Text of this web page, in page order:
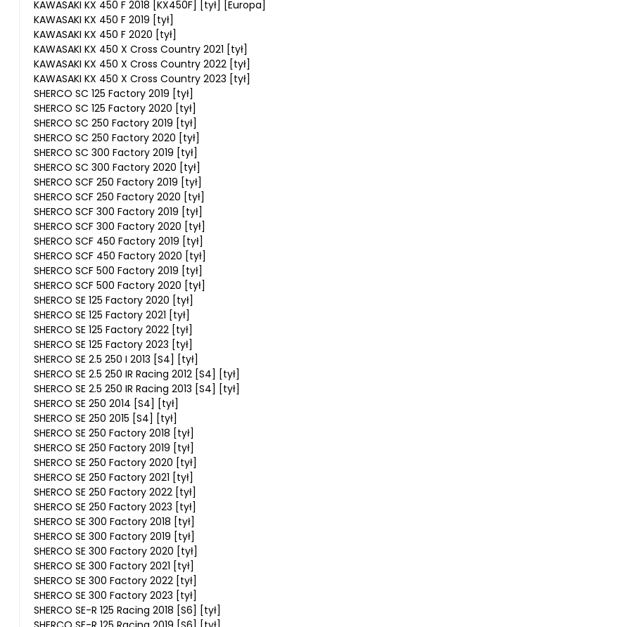
KAWASAKI KX 450 F 2018 [KX450F] [tył] [Europa]
KAWASAKI KX 450 F 2019 [tył]
KAWASAKI KX 450 F 2020 [tył]
KAWASAKI KX 450 X Cross Country 2021 [tył]
KAWASAKI KX 450 X Cross Country 2022 [tył]
KAWASAKI KX 450 X Cross Country 2023 [tył]
SHERCO SC 125 Factory 2019 [tył]
SHERCO SC 125 Factory 2020 [tył]
SHERCO SC 250 Factory 2019 [tył]
SHERCO SC 250 Factory 2020 [tył]
SHERCO SC 300 Factory 2019 [tył]
SHERCO SC 300 Factory 2020 [tył]
SHERCO SCF 250 Factory 2019 [tył]
SHERCO SCF 250 Factory 2020 [tył]
SHERCO SCF 300 Factory 2019 [tył]
SHERCO SCF 300 Factory 2020 [tył]
SHERCO SCF 450 Factory 2019 [tył]
SHERCO SCF 450 Factory 2020 [tył]
SHERCO SCF 500 Factory 2019 [tył]
SHERCO SCF 500 Factory 2020 [tył]
SHERCO SE 125 Factory 2020 [tył]
SHERCO SE 125 Factory 2021 [tył]
SHERCO SE 125 Factory 2022 [tył]
SHERCO SE 125 Factory 2023 [tył]
SHERCO SE 2.5 250 I 2013 [S4] [tył]
SHERCO SE 2.5 250 IR Racing 2012 [S4] [tył]
SHERCO SE 2.5 250 IR Racing 2013 [S4] [tył]
SHERCO SE 250 2014 [S4] [tył]
SHERCO SE 250 2015 [S4] [tył]
SHERCO SE 250 Factory 2018 [tył]
SHERCO SE 250 Factory 2019 [tył]
SHERCO SE 250 Factory 2020 [tył]
SHERCO SE 250 Factory 2021 [tył]
SHERCO SE 250 Factory 2022 [tył]
SHERCO SE 250 Factory 2023 [tył]
SHERCO SE 300 Factory 2018 [tył]
SHERCO SE 300 Factory 2019 [tył]
SHERCO SE 300 Factory 2020 [tył]
SHERCO SE 300 Factory 2021 [tył]
SHERCO SE 300 Factory 2022 [tył]
SHERCO SE 300 Factory 2023 [tył]
SHERCO SE-R 125 Racing 2018 [S6] [tył]